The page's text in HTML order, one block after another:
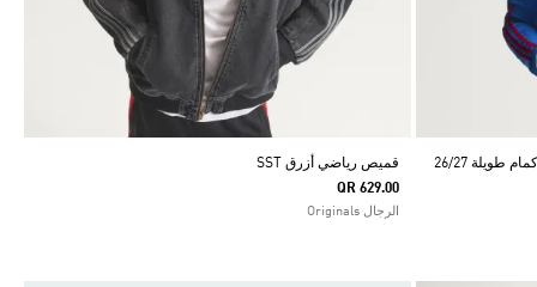
طويلة 26/27
قميص رياضي أزرق SST
QR 629.00
الرجال Originals